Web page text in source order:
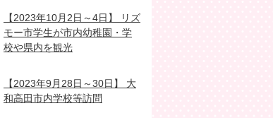
【2023年10月2日～4日】 リズ
モー市学生が市内幼稚園・学
校や県内を観光
【2023年9月28日～30日】 大
和高田市内学校等訪問